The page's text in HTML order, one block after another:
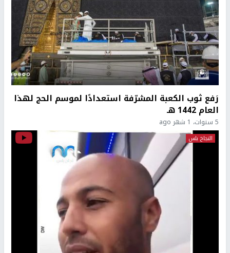
رَفع ثوب الكعبة المشرّفة استعدادًا لموسم الحج لهذا
العام 1442 هـ
5 سنوات، 1 شهر ago
النجاح بلس